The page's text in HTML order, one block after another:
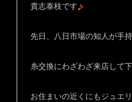
貴志泰枝です
先日、八日市場の知人が手
糸交換にわざわざ来店して
お住まいの近くにもジュエ